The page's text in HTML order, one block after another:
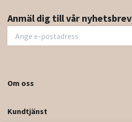
Anmäl dig till vår nyhetsbrev
Om oss
Kundtjänst